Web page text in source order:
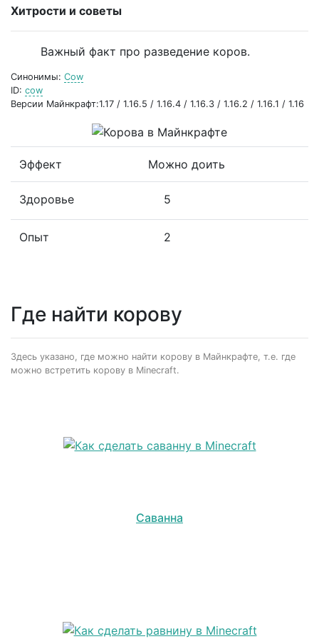
Хитрости и советы
Важный факт про разведение коров.
Синонимы: Cow
ID: cow
Версии Майнкрафт:1.17 / 1.16.5 / 1.16.4 / 1.16.3 / 1.16.2 / 1.16.1 / 1.16
Эффект Можно доить
Здоровье 5
Опыт 2
Где найти корову
Здесь указано, где можно найти корову в Майнкрафте, т.е. где
можно встретить корову в Minecraft.
Саванна